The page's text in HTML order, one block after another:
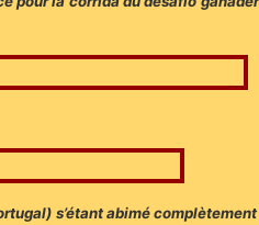
s’étant abimé